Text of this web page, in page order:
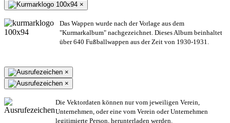
×
Das Wappen wurde nach der Vorlage aus dem
"Kurmarkalbum" nachgezeichnet. Dieses Album beinhaltet
über 640 Fußballwappen aus der Zeit von 1930-1931.
×
×
Die Vektordaten können nur vom jeweiligen Verein,
Unternehmen, oder eine vom Verein oder Unternehmen
legitimierte Person, herunterladen werden.